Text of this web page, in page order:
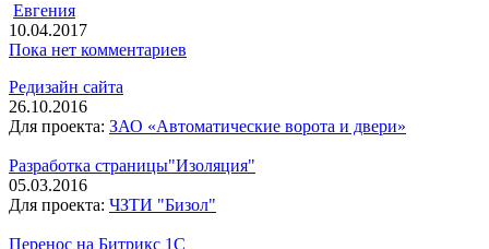
Евгения
10.04.2017
Пока нет комментариев
Редизайн сайта
26.10.2016
Для проекта: ЗАО «Автоматические ворота и двери»
Разработка страницы"Изоляция"
05.03.2016
Для проекта: ЧЗТИ "Бизол"
Перенос на Битрикс 1С